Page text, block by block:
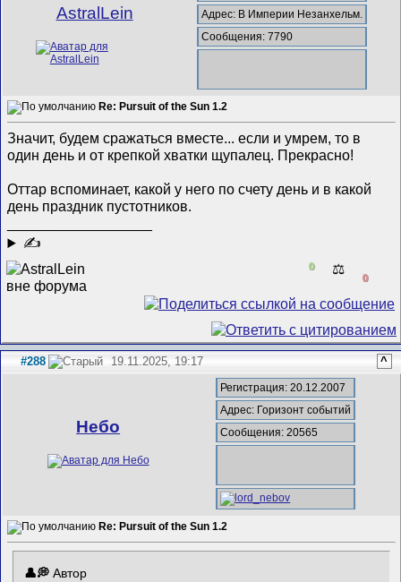
AstralLein
Адрес: В Империи Незанхельм.
Сообщения: 7790
Re: Pursuit of the Sun 1.2
Значит, будем сражаться вместе... если и умрем, то в
один день и от крепкой хватки щупалец. Прекрасно!
Оттар вспоминает, какой у него по счету день и в какой
день праздник пустотников.
✍
0 ⚖️
0
#288 19.11.2025, 19:17 ^
Небо
Регистрация: 20.12.2007
Адрес: Горизонт событий
Сообщения: 20565
Re: Pursuit of the Sun 1.2
Автор